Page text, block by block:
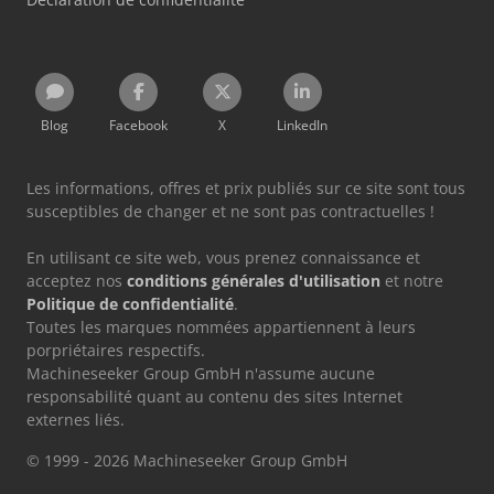
Blog Facebook X LinkedIn
Les informations, offres et prix publiés sur ce site sont tous
susceptibles de changer et ne sont pas contractuelles !
En utilisant ce site web, vous prenez connaissance et
acceptez nos conditions générales d'utilisation et notre
Politique de confidentialité.
Toutes les marques nommées appartiennent à leurs
porpriétaires respectifs.
Machineseeker Group GmbH n'assume aucune
responsabilité quant au contenu des sites Internet
externes liés.
© 1999 - 2026 Machineseeker Group GmbH